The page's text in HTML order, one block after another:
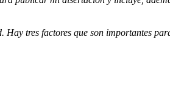
Hay tres factores que son importantes